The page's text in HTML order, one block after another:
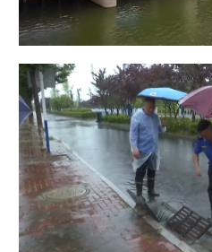
多语种频道
English Español
Русский язык
Deutsch Português